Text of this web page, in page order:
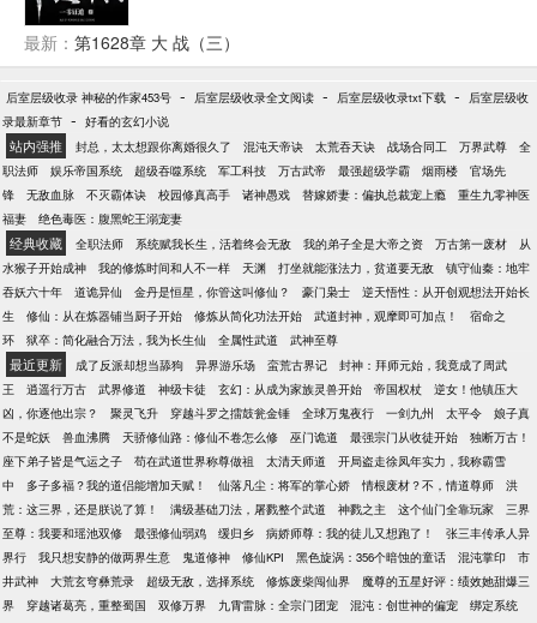
正在被人追杀，宿主快去解救，收其为徒，可获得：
雷之至尊骨一块，宗门建设卡一张，圣人召唤卡两
直收徒，一直爽。
最新： 第1628章 大 战（三）
后室层级收录 神秘的作家453号 - 后室层级收录全文阅读 - 后室层级收录txt下载 -
后室层级收
录最新章节 - 好看的玄幻小说
站内强推 封总，太太想跟你离婚很久了 混沌天帝诀 太荒吞天诀 战场合同工 万界武尊
全
职法师
娱乐帝国系统 超级吞噬系统 军工科技 万古武帝 最强超级学霸 烟雨楼
官场先
锋
无敌血脉 不灭霸体诀 校园修真高手 诸神愚戏 替嫁娇妻：偏执总裁宠上瘾
重生九零神医
福妻
绝色毒医：腹黑蛇王溺宠妻
经典收藏 全职法师 系统赋我长生，活着终会无敌 我的弟子全是大帝之资 万古第一废材
从
水猴子开始成神
我的修炼时间和人不一样 天渊 打坐就能涨法力，贫道要无敌
镇守仙秦：地牢
吞妖六十年
道诡异仙 金丹是恒星，你管这叫修仙？ 豪门枭士
逆天悟性：从开创观想法开始长
生
修仙：从在炼器铺当厨子开始 修炼从简化功法开始 武道封神，观摩即可加点！
宿命之
环
狱卒：简化融合万法，我为长生仙 全属性武道 武神至尊
最近更新 成了反派却想当舔狗 异界游乐场 蛮荒古界记
封神：拜师元始，我竟成了周武
王
逍遥行万古 武界修道 神级卡徒 玄幻：从成为家族灵兽开始 帝国权杖
逆女！他镇压大
凶，你逐他出宗？
聚灵飞升 穿越斗罗之擂鼓瓮金锤 全球万鬼夜行 一剑九州 太平令
娘子真
不是蛇妖
兽血沸腾 天骄修仙路：修仙不卷怎么修 巫门诡道 最强宗门从收徒开始
独断万古！
座下弟子皆是气运之子
苟在武道世界称尊做祖 太清天师道
开局盗走徐凤年实力，我称霸雪
中
多子多福？我的道侣能增加天赋！ 仙落凡尘：将军的掌心娇 情根废材？不，情道尊师
洪
荒：这三界，还是朕说了算！
满级基础刀法，屠戮整个武道 神戮之主 这个仙门全靠玩家
三界
至尊：我要和瑶池双修
最强修仙弱鸡 缓归乡 病娇师尊：我的徒儿又想跑了！
张三丰传承人异
界行
我只想安静的做两界生意 鬼道修神 修仙KPI 黑色旋涡：356个暗蚀的童话 混沌掌印
市
井武神
大荒玄穹彝荒录 超级无敌，选择系统 修炼废柴闯仙界
魔尊的五星好评：绩效她甜爆三
界
穿越诸葛亮，重整蜀国 双修万界 九霄雷脉：全宗门团宠 混沌：创世神的偏宠
绑定系统